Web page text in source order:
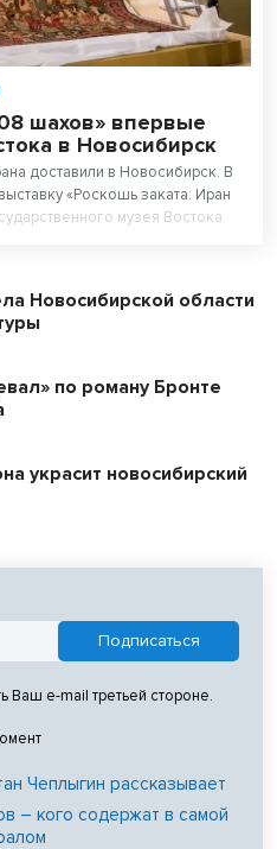
шахов» впервые
в Новосибирск
доставили в Новосибирск. В
«Роскошь заката: Иран
музея Востока.
– 11-летнего Султан
Новосибирской области
по роману Бронте
украсит новосибирский
Ваш e-mail третьей стороне.
Чеплыгин рассказывает
– кого содержат в самой